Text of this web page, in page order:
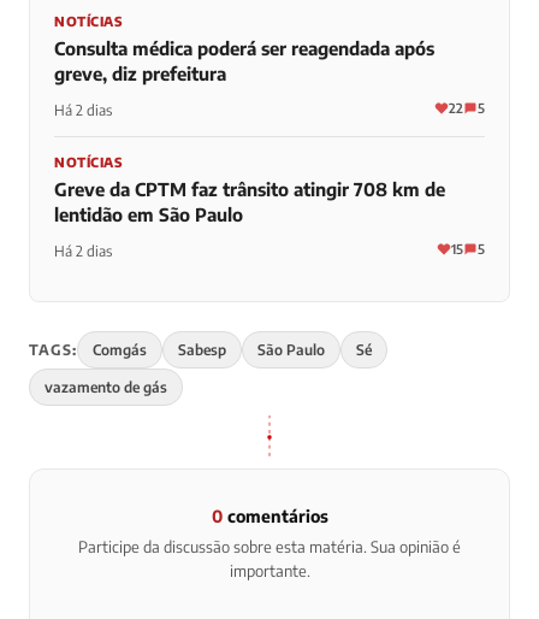
NOTÍCIAS
Consulta médica poderá ser reagendada após
greve, diz prefeitura
Há 2 dias 22 5
NOTÍCIAS
Greve da CPTM faz trânsito atingir 708 km de
lentidão em São Paulo
Há 2 dias 15 5
TAGS: Comgás Sabesp São Paulo Sé
vazamento de gás
0comentários
Participe da discussão sobre esta matéria. Sua opinião é
importante.